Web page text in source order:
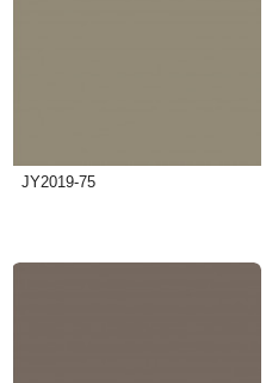
JY2019-75